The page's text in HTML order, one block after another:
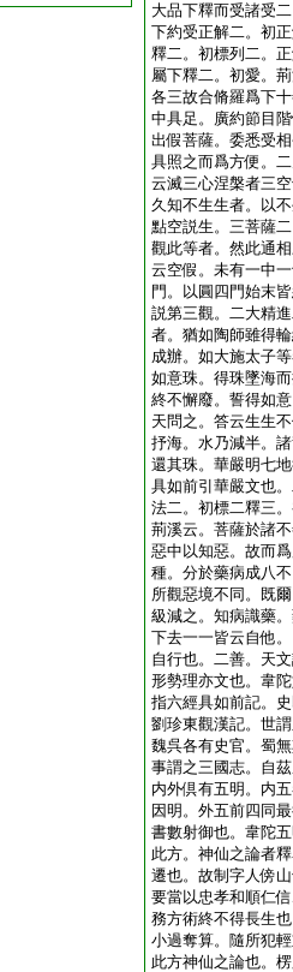
大品下釋而受諸受
下約受正解二。初
釋二。初標列二。
屬下釋二。初愛。
各三故合脩羅爲下
中具足。廣約節目
出假菩薩。委悉受
具照之而爲方便。
云滅三心涅槃者三
久知不生生者。以
點空説生。三菩薩
觀此等者。然此通
云空假。未有一中
門。以圓四門始末
説第三觀。二大精
者。猶如陶師雖得
成辦。如大施太子
如意珠。得珠墜海
終不懈廢。誓得如
天問之。答云生生
抒海。水乃減半。
還其珠。華嚴明七
具如前引華嚴文也
法二。初標二釋三
荊溪云。菩薩於諸
惡中以知惡。故而
種。分於藥病成八
所觀惡境不同。既
級減之。知病識藥
下去一一皆云自他
自行也。二善。天
形勢理亦文也。韋
指六經具如前記。
劉珍東觀漢記。世
魏呉各有史官。蜀
事謂之三國志。自
内外倶有五明。内
因明。外五前四同
書數射御也。韋陀
此方。神仙之論者
遷也。故制字人傍
要當以忠孝和順仁
務方術終不得長生
小過奪算。隨所犯
此方神仙之論也。